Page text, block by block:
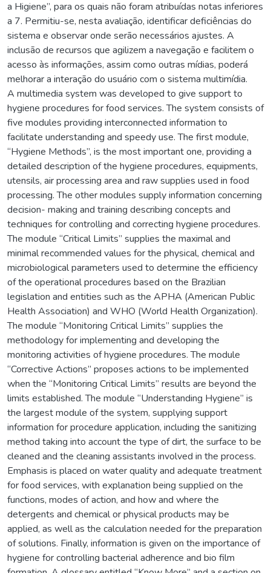
a Higiene”, para os quais não foram atribuídas notas inferiores
a 7. Permitiu-se, nesta avaliação, identificar deficiências do
sistema e observar onde serão necessários ajustes. A
inclusão de recursos que agilizem a navegação e facilitem o
acesso às informações, assim como outras mídias, poderá
melhorar a interação do usuário com o sistema multimídia.
A multimedia system was developed to give support to
hygiene procedures for food services. The system consists of
five modules providing interconnected information to
facilitate understanding and speedy use. The first module,
“Hygiene Methods”, is the most important one, providing a
detailed description of the hygiene procedures, equipments,
utensils, air processing area and raw supplies used in food
processing. The other modules supply information concerning
decision- making and training describing concepts and
techniques for controlling and correcting hygiene procedures.
The module “Critical Limits” supplies the maximal and
minimal recommended values for the physical, chemical and
microbiological parameters used to determine the efficiency
of the operational procedures based on the Brazilian
legislation and entities such as the APHA (American Public
Health Association) and WHO (World Health Organization).
The module “Monitoring Critical Limits” supplies the
methodology for implementing and developing the
monitoring activities of hygiene procedures. The module
“Corrective Actions” proposes actions to be implemented
when the “Monitoring Critical Limits” results are beyond the
limits established. The module “Understanding Hygiene” is
the largest module of the system, supplying support
information for procedure application, including the sanitizing
method taking into account the type of dirt, the surface to be
cleaned and the cleaning assistants involved in the process.
Emphasis is placed on water quality and adequate treatment
for food services, with explanation being supplied on the
functions, modes of action, and how and where the
detergents and chemical or physical products may be
applied, as well as the calculation needed for the preparation
of solutions. Finally, information is given on the importance of
hygiene for controlling bacterial adherence and bio film